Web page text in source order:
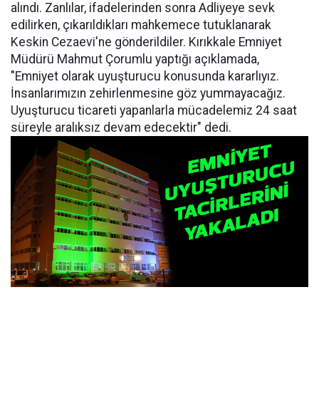
alındı. Zanlılar, ifadelerinden sonra Adliyeye sevk
edilirken, çıkarıldıkları mahkemece tutuklanarak
Keskin Cezaevi'ne gönderildiler. Kırıkkale Emniyet
Müdürü Mahmut Çorumlu yaptığı açıklamada,
"Emniyet olarak uyuşturucu konusunda kararlıyız.
İnsanlarımızın zehirlenmesine göz yummayacağız.
Uyuşturucu ticareti yapanlarla mücadelemiz 24 saat
süreyle aralıksız devam edecektir" dedi.